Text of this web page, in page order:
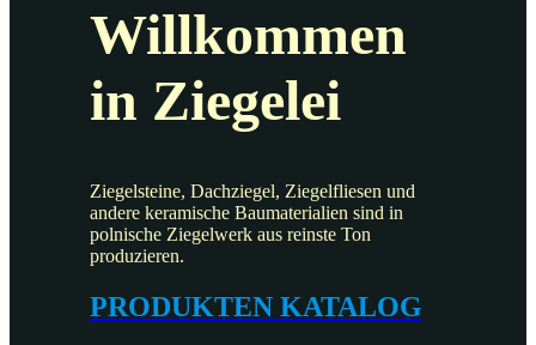
Willkommen
in Ziegelei
Ziegelsteine, Dachziegel, Ziegelfliesen und
andere keramische Baumaterialien sind in
polnische Ziegelwerk aus reinste Ton
produzieren.
PRODUKTEN KATALOG